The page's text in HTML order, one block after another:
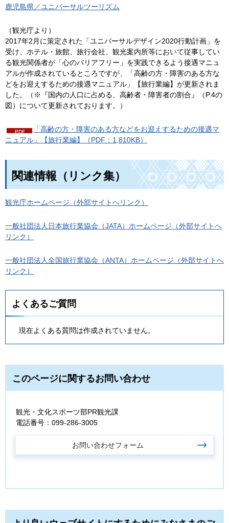
鹿児島県／ユニバーサルツーリズム
（観光庁より）
2017年2月に策定された「ユニバーサルデザイン2020行動計画」を
受け、ホテル・旅館、旅行会社、観光案内所等において従事してい
る観光関係者が「心のバリアフリー」を実践できるよう接遇マニュ
アルが作成されているところですが、「高齢の方・障害のある方な
どをお迎えするための接遇マニュアル」【旅行業編】が更新されま
した。（※『国内の人口に占める、高齢者・障害者の割合』（P.4の
図）について更新されております。）
「高齢の方・障害のある方などをお迎えするための接遇マ
ニュアル」【旅行業編】（PDF：1,810KB）
関連情報（リンク集）
観光庁ホームページ（外部サイトへリンク）
一般社団法人日本旅行業協会（JATA）ホームページ（外部サイトへ
リンク）
一般社団法人全国旅行業協会（ANTA）ホームページ（外部サイトへ
リンク）
よくあるご質問
現在よくある質問は作成されていません。
このページに関するお問い合わせ
観光・文化スポーツ部PR観光課
電話番号：099-286-3005